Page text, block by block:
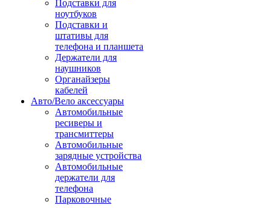
Подставки для
ноутбуков
Подставки и
штативы для
телефона и планшета
Держатели для
наушников
Органайзеры
кабелей
Авто/Вело аксессуары
Автомобильные
ресиверы и
трансмиттеры
Автомобильные
зарядные устройства
Автомобильные
держатели для
телефона
Парковочные